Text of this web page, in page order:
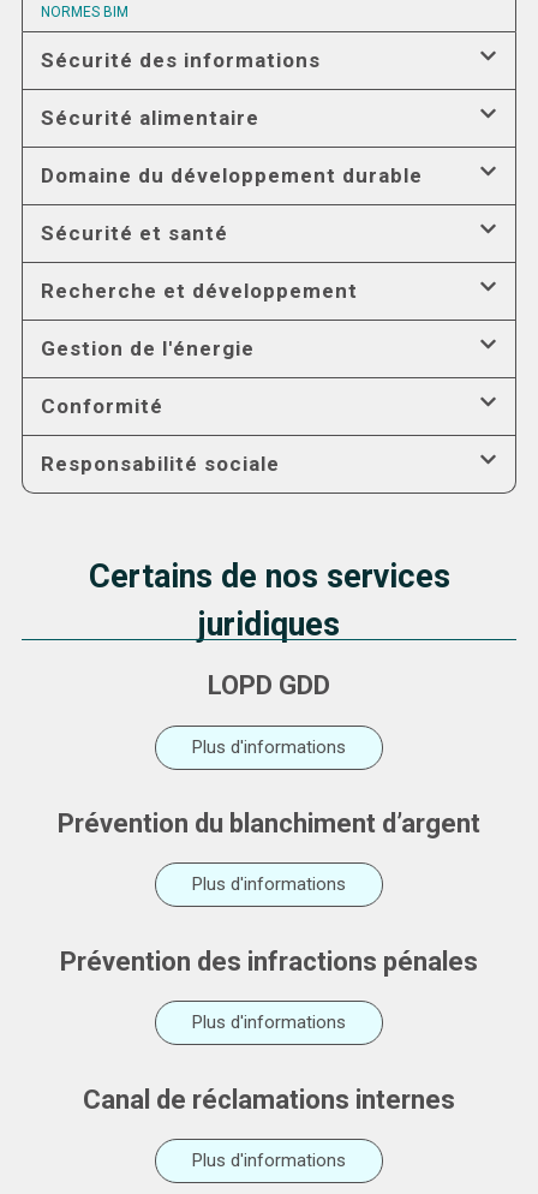
NORMES BIM
Sécurité des informations
Sécurité alimentaire
Domaine du développement durable
Sécurité et santé
Recherche et développement
Gestion de l'énergie
Conformité
Responsabilité sociale
Certains de nos services
juridiques
LOPD GDD
Plus d'informations
Prévention du blanchiment d’argent
Plus d'informations
Prévention des infractions pénales
Plus d'informations
Canal de réclamations internes
Plus d'informations